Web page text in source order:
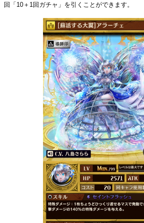
回「10＋1回ガチャ」を引くことができます。